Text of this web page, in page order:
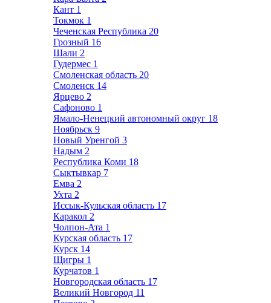
Кант 1
Токмок 1
Чеченская Республика 20
Грозный 16
Шали 2
Гудермес 1
Смоленская область 20
Смоленск 14
Ярцево 2
Сафоново 1
Ямало-Ненецкий автономный округ 18
Ноябрьск 9
Новый Уренгой 3
Надым 2
Республика Коми 18
Сыктывкар 7
Емва 2
Ухта 2
Иссык-Кульская область 17
Каракол 2
Чолпон-Ата 1
Курская область 17
Курск 14
Щигры 1
Курчатов 1
Новгородская область 17
Великий Новгород 11